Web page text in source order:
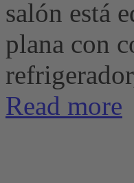
salón está
plana con
Read more